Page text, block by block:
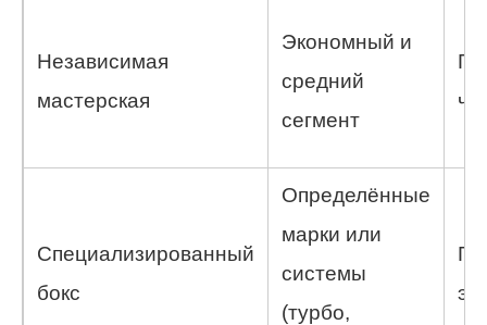
Независимая
мастерская
Экономный и
средний
сегмент
Специализированный
бокс
Определённые
марки или
системы
(турбо,